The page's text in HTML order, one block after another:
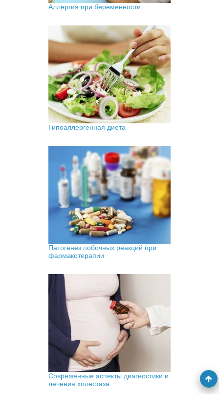
Аллергия при беременности
Гипоаллергенная диета
Патогенез побочных реакций при
фармакотерапии
Современные аспекты диагностики и
лечения холестаза